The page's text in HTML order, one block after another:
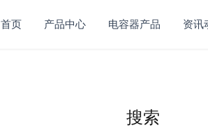
首页 产品中心 电容器产品 资讯
搜索